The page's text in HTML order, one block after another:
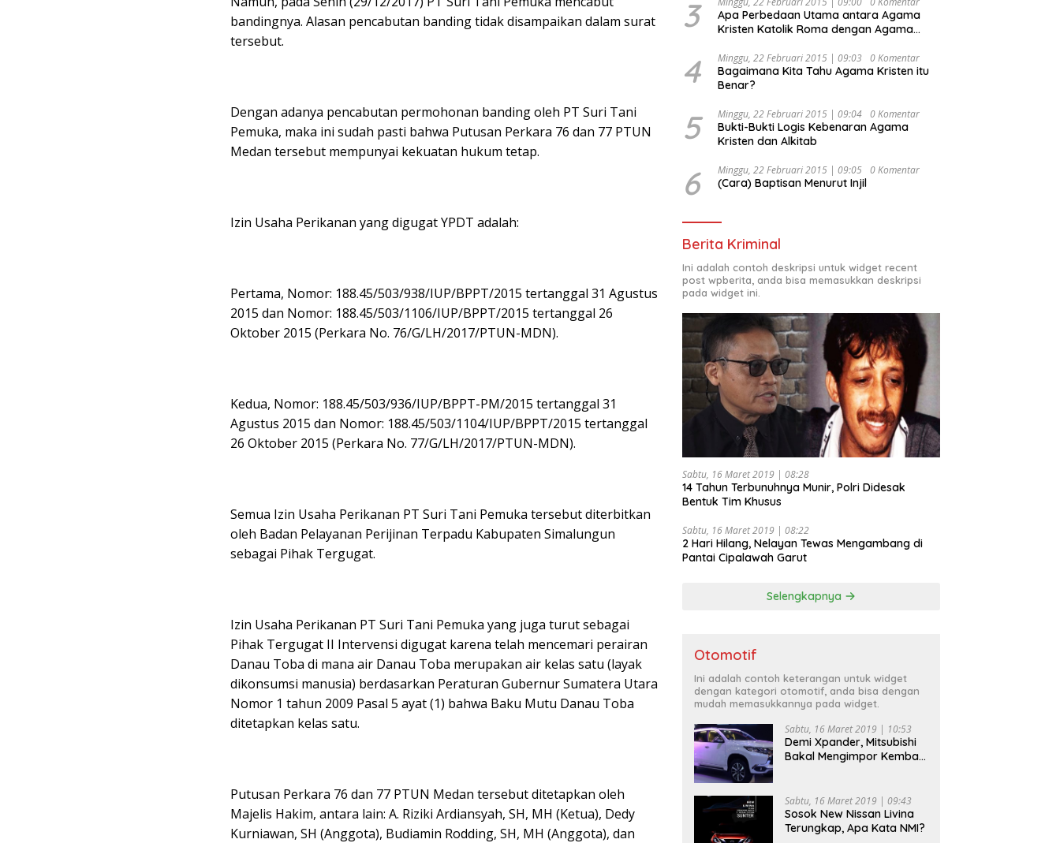
bandingnya. Alasan pencabutan banding tidak disampaikan dalam surat
tersebut.
Dengan adanya pencabutan permohonan banding oleh PT Suri Tani
Pemuka, maka ini sudah pasti bahwa Putusan Perkara 76 dan 77 PTUN
Medan tersebut mempunyai kekuatan hukum tetap.
Izin Usaha Perikanan yang digugat YPDT adalah:
Pertama, Nomor: 188.45/503/938/IUP/BPPT/2015 tertanggal 31 Agustus
2015 dan Nomor: 188.45/503/1106/IUP/BPPT/2015 tertanggal 26
Oktober 2015 (Perkara No. 76/G/LH/2017/PTUN-MDN).
Kedua, Nomor: 188.45/503/936/IUP/BPPT-PM/2015 tertanggal 31
Agustus 2015 dan Nomor: 188.45/503/1104/IUP/BPPT/2015 tertanggal
26 Oktober 2015 (Perkara No. 77/G/LH/2017/PTUN-MDN).
Semua Izin Usaha Perikanan PT Suri Tani Pemuka tersebut diterbitkan
oleh Badan Pelayanan Perijinan Terpadu Kabupaten Simalungun
sebagai Pihak Tergugat.
Izin Usaha Perikanan PT Suri Tani Pemuka yang juga turut sebagai
Pihak Tergugat II Intervensi digugat karena telah mencemari perairan
Danau Toba di mana air Danau Toba merupakan air kelas satu (layak
dikonsumsi manusia) berdasarkan Peraturan Gubernur Sumatera Utara
Nomor 1 tahun 2009 Pasal 5 ayat (1) bahwa Baku Mutu Danau Toba
ditetapkan kelas satu.
Putusan Perkara 76 dan 77 PTUN Medan tersebut ditetapkan oleh
Majelis Hakim, antara lain: A. Riziki Ardiansyah, SH, MH (Ketua), Dedy
Kurniawan, SH (Anggota), Budiamin Rodding, SH, MH (Anggota), dan
Kesejahteraan Sosial dalam Menata
Bangsa Menuju Indonesia Emas 2045”,
3
Apa Perbedaan Utama antara Agama
Kristen Katolik Roma dengan Agama
4 Minggu, 22 Februari 2015 | 09:03 0 Komentar
Bagaimana Kita Tahu Agama Kristen itu
Benar?
5 Minggu, 22 Februari 2015 | 09:04 0 Komentar
Bukti-Bukti Logis Kebenaran Agama
Kristen dan Alkitab
6 Minggu, 22 Februari 2015 | 09:05 0 Komentar
(Cara) Baptisan Menurut Injil
Berita Kriminal
Ini adalah contoh deskripsi untuk widget recent
post wpberita, anda bisa memasukkan deskripsi
pada widget ini.
Sabtu, 16 Maret 2019 | 08:28
14 Tahun Terbunuhnya Munir, Polri Didesak
Bentuk Tim Khusus
Sabtu, 16 Maret 2019 | 08:22
2 Hari Hilang, Nelayan Tewas Mengambang di
Pantai Cipalawah Garut
Selengkapnya
Otomotif
Ini adalah contoh keterangan untuk widget
dengan kategori otomotif, anda bisa dengan
mudah memasukkannya pada widget.
Sabtu, 16 Maret 2019 | 10:53
Demi Xpander, Mitsubishi
Bakal Mengimpor Kembali
Sabtu, 16 Maret 2019 | 09:43
Sosok New Nissan Livina
Terungkap, Apa Kata NMI?